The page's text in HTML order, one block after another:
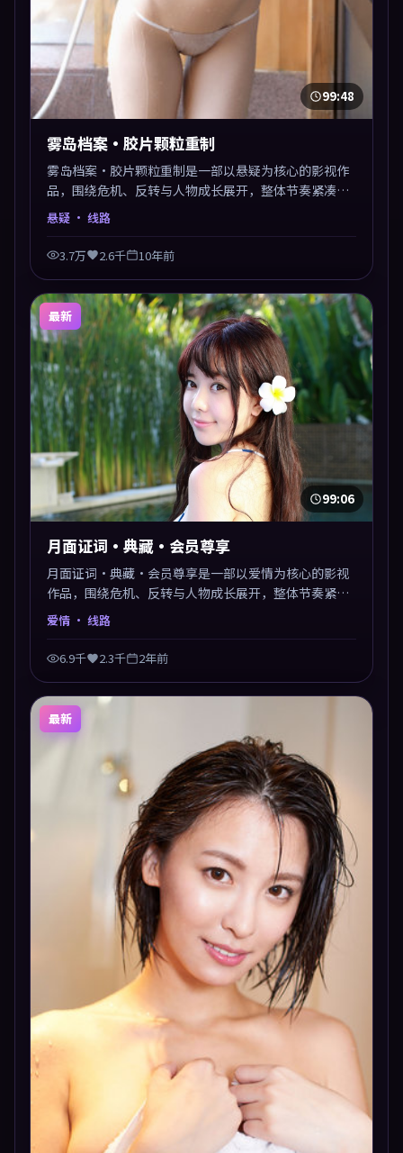
99:48
雾岛档案·胶片颗粒重制
雾岛档案·胶片颗粒重制是一部以悬疑为核心的影视作
品，围绕危机、反转与人物成长展开，整体节奏紧凑，
值得推荐观看。
悬疑 · 线路
3.7万 2.6千 10年前
最新
99:06
月面证词·典藏·会员尊享
月面证词·典藏·会员尊享是一部以爱情为核心的影视
作品，围绕危机、反转与人物成长展开，整体节奏紧
凑，值得推荐观看。
爱情 · 线路
6.9千 2.3千 2年前
最新